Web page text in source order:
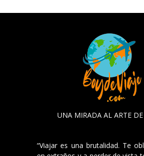
UNA MIRADA AL ARTE DE
“Viajar es una brutalidad. Te